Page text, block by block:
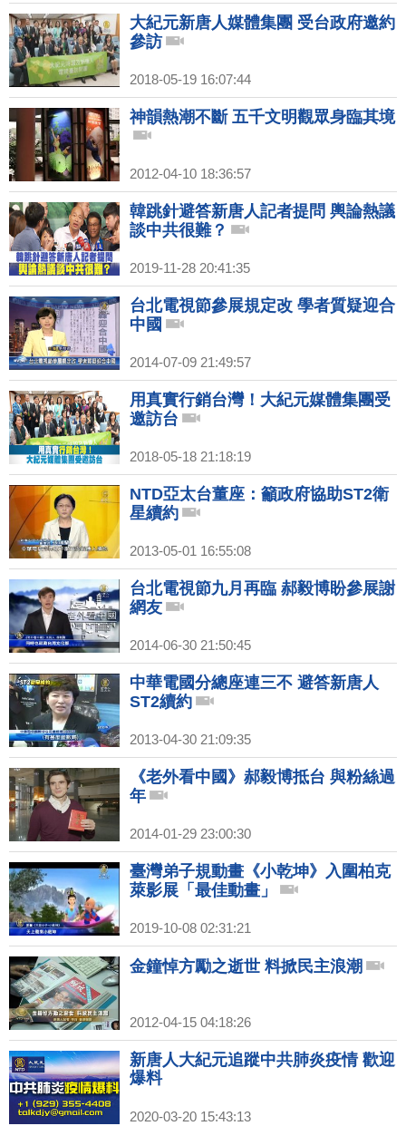
大紀元新唐人媒體集團 受台政府邀約
參訪
2018-05-19 16:07:44
神韻熱潮不斷 五千文明觀眾身臨其境
2012-04-10 18:36:57
韓跳針避答新唐人記者提問 輿論熱議
談中共很難？
2019-11-28 20:41:35
台北電視節參展規定改 學者質疑迎合
中國
2014-07-09 21:49:57
用真實行銷台灣！大紀元媒體集團受
邀訪台
2018-05-18 21:18:19
NTD亞太台董座：籲政府協助ST2衛
星續約
2013-05-01 16:55:08
台北電視節九月再臨 郝毅博盼參展謝
網友
2014-06-30 21:50:45
中華電國分總座連三不 避答新唐人
ST2續約
2013-04-30 21:09:35
《老外看中國》郝毅博抵台 與粉絲過
年
2014-01-29 23:00:30
臺灣弟子規動畫《小乾坤》入圍柏克
萊影展「最佳動畫」
2019-10-08 02:31:21
金鐘悼方勵之逝世 料掀民主浪潮
2012-04-15 04:18:26
新唐人大紀元追蹤中共肺炎疫情 歡迎
爆料
2020-03-20 15:43:13